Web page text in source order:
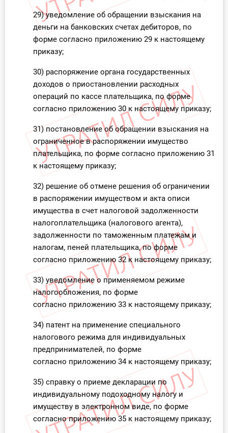
29) уведомление об обращении взыскания на
деньги на банковских счетах дебиторов, по
форме согласно приложению 29 к настоящему
приказу;
30) распоряжение органа государственных
доходов о приостановлении расходных
операций по кассе плательщика, по форме
согласно приложению 30 к настоящему приказу;
31) постановление об обращении взыскания на
ограниченное в распоряжении имущество
плательщика, по форме согласно приложению 31
к настоящему приказу;
32) решение об отмене решения об ограничении
в распоряжении имуществом и акта описи
имущества в счет налоговой задолженности
налогоплательщика (налогового агента),
задолженности по таможенным платежам и
налогам, пеней плательщика, по форме
согласно приложению 32 к настоящему приказу;
33) уведомление о применяемом режиме
налогообложения, по форме
согласно приложению 33 к настоящему приказу;
34) патент на применение специального
налогового режима для индивидуальных
предпринимателей, по форме
согласно приложению 34 к настоящему приказу;
35) справку о приеме декларации по
индивидуальному подоходному налогу и
имуществу в электронном виде, по форме
согласно приложению 35 к настоящему приказу;